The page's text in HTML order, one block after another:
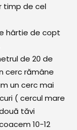
timp de cel
hârtie de copt
de 20 de
cerc rămâne
un cerc mai
( cercul mare
tăvi
10-12